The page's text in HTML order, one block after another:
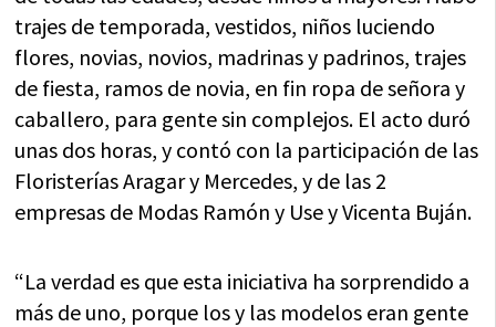
trajes de temporada, vestidos, niños luciendo
flores, novias, novios, madrinas y padrinos, trajes
de fiesta, ramos de novia, en fin ropa de señora y
caballero, para gente sin complejos. El acto duró
unas dos horas, y contó con la participación de las
Floristerías Aragar y Mercedes, y de las 2
empresas de Modas Ramón y Use y Vicenta Buján.
“La verdad es que esta iniciativa ha sorprendido a
más de uno, porque los y las modelos eran gente